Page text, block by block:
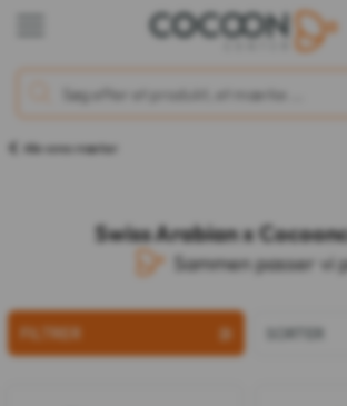
Alle vores mærker
Swiss Arabian x
Sammen passer vi
SORTER
FILTRER